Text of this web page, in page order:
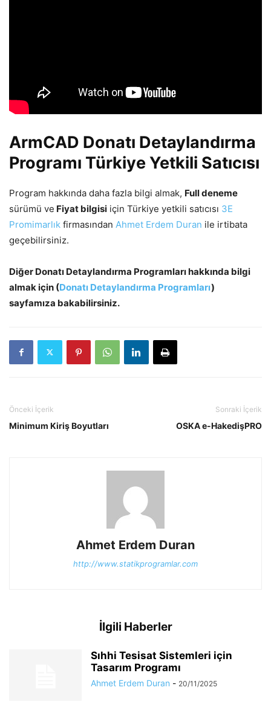
ArmCAD Donatı Detaylandırma
Programı Türkiye Yetkili Satıcısı
Program hakkında daha fazla bilgi almak, Full deneme
sürümü ve Fiyat bilgisi için Türkiye yetkili satıcısı 3E
Promimarlık firmasından Ahmet Erdem Duran ile irtibata
geçebilirsiniz.
Diğer Donatı Detaylandırma Programları hakkında bilgi
almak için (Donatı Detaylandırma Programları)
sayfamıza bakabilirsiniz.
Önceki İçerik
Minimum Kiriş Boyutları
Sonraki İçerik
OSKA e-HakedişPRO
Ahmet Erdem Duran
http://www.statikprogramlar.com
İlgili Haberler
Sıhhi Tesisat Sistemleri için
Tasarım Programı
Ahmet Erdem Duran - 20/11/2025